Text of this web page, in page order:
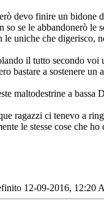
devo finire un bidone
so se le abbandonerò le
le uniche che digerisco,
il tutto secondo voi
bastare a sostenere un
maltodestrine a bassa
ragazzi ci tenevo a
le stesse cose che
12-09-2016, 12:20